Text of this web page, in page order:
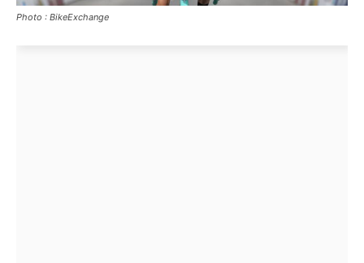
Photo : BikeExchange